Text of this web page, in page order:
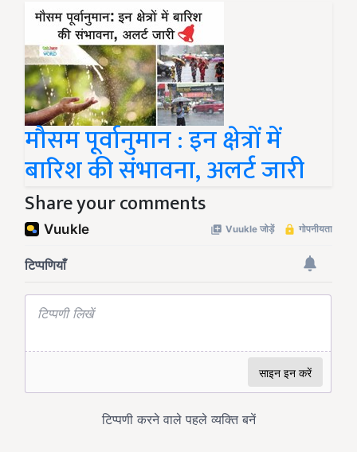
मौसम पूर्वानुमान : इन क्षेत्रों में
बारिश की संभावना, अलर्ट जारी
Share your comments